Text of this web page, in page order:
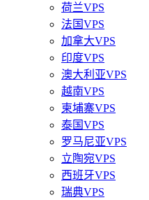
荷兰VPS
法国VPS
加拿大VPS
印度VPS
澳大利亚VPS
越南VPS
柬埔寨VPS
泰国VPS
罗马尼亚VPS
立陶宛VPS
西班牙VPS
瑞典VPS